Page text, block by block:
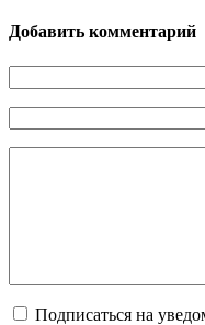
Добавить комментарий
Подписаться на